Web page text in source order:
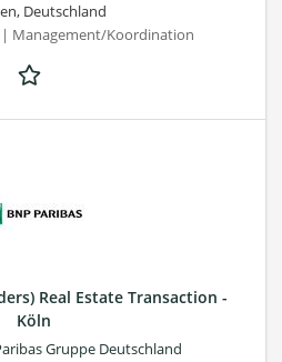
Deutschland
| Management/Koordination
Real Estate Transaction -
Köln
Gruppe Deutschland